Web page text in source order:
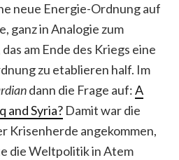
neue Energie-Ordnung auf
ganz in Analogie zum
am Ende des Kriegs eine
zu etablieren half. Im
dann die Frage auf:A
and Syria? Damit war die
Krisenherde angekommen,
die Weltpolitik in Atem